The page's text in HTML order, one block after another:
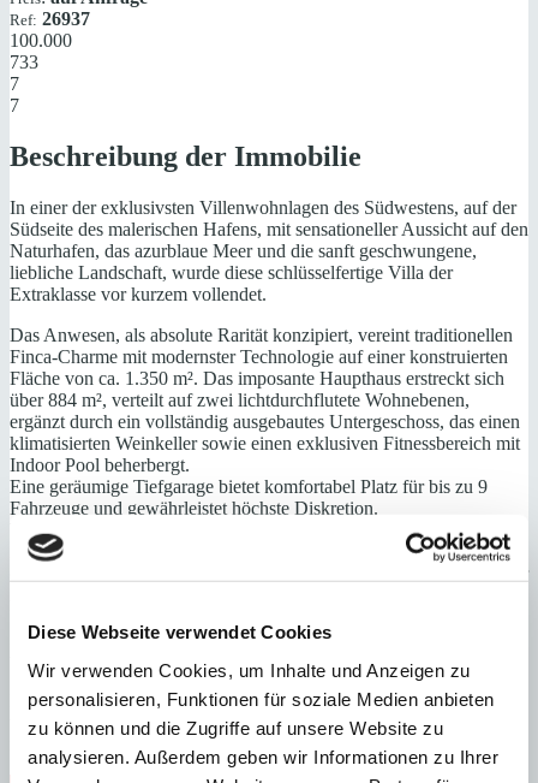
Diese Webseite verwendet Cookies
Wir verwenden Cookies, um Inhalte und Anzeigen zu
personalisieren, Funktionen für soziale Medien anbieten
zu können und die Zugriffe auf unsere Website zu
analysieren. Außerdem geben wir Informationen zu Ihrer
Ref: 26937
100.000
733
7
7
Beschreibung der Immobilie
In einer der exklusivsten Villenwohnlagen des Südwestens, auf der
Südseite des malerischen Hafens, mit sensationeller Aussicht auf den
Naturhafen, das azurblaue Meer und die sanft geschwungene,
liebliche Landschaft, wurde diese schlüsselfertige Villa der
Extraklasse vor kurzem vollendet.
Das Anwesen, als absolute Rarität konzipiert, vereint traditionellen
Finca-Charme mit modernster Technologie auf einer konstruierten
Fläche von ca. 1.350 m². Das imposante Haupthaus erstreckt sich
über 884 m², verteilt auf zwei lichtdurchflutete Wohnebenen,
ergänzt durch ein vollständig ausgebautes Untergeschoss, das einen
klimatisierten Weinkeller sowie einen exklusiven Fitnessbereich mit
Indoor Pool beherbergt.
Eine geräumige Tiefgarage bietet komfortabel Platz für bis zu 9
Fahrzeuge und gewährleistet höchste Diskretion.
Weitläufige freie und überdachte Terrassenbereiche laden mit fest
installiertem Barbecue und eleganter Bar zum stilvollen Verweilen
intelligenten Haussteuerung bis zur edlen Natursteinverkleidung,
vollenden dieses außergewöhnliche Anwesen.
Ein ganz besonderes Angebot für höchste Ansprüche und
verwöhnten Geschmack – eine Immobilie, die Exklusivität und
mediterrane Lebenskunst in perfekter Harmonie vereint.